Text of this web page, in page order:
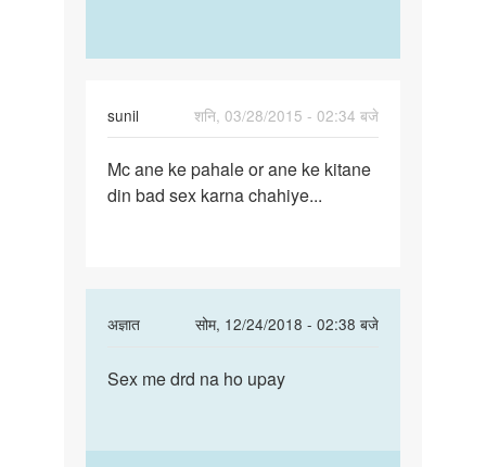
sunil
शनि, 03/28/2015 - 02:34 बजे
Mc
ane
ke
Mc ane ke pahale or ane ke kitane
din bad sex karna chahiye...
अज्ञात
सोम, 12/24/2018 - 02:38 बजे
In
to
ke
Sex
na
Sex me drd na ho upay